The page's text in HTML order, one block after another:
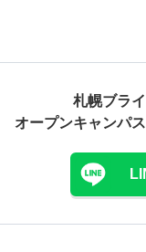
札幌ブラ
オープンキャンパス